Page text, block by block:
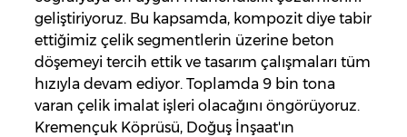
geliştiriyoruz. Bu kapsamda, kompozit diye tabir
ettiğimiz çelik segmentlerin üzerine beton
döşemeyi tercih ettik ve tasarım çalışmaları tüm
hızıyla devam ediyor. Toplamda 9 bin tona
varan çelik imalat işleri olacağını öngörüyoruz.
Kremençuk Köprüsü, Doğuş İnşaat'ın